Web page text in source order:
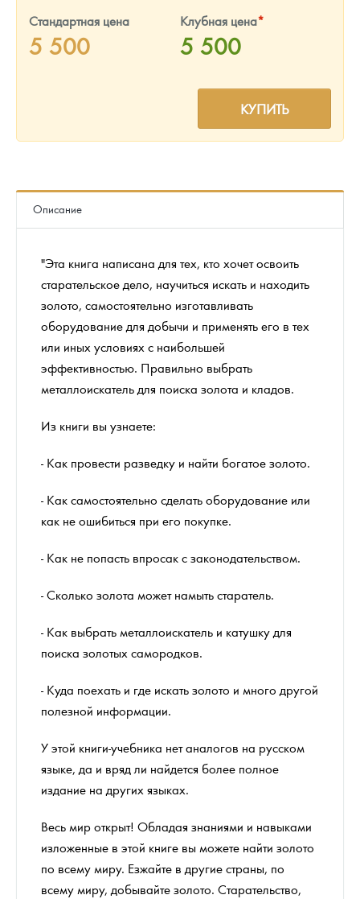
Золотая карманная галерея
Стандартная цена
5 500
Клубная цена*
5 500
КУПИТЬ
Описание
"Эта книга написана для тех, кто хочет освоить
старательское дело, научиться искать и находить
золото, самостоятельно изготавливать
оборудование для добычи и применять его в тех
или иных условиях с наибольшей
эффективностью. Правильно выбрать
металлоискатель для поиска золота и кладов.
Из книги вы узнаете:
- Как провести разведку и найти богатое золото.
- Как самостоятельно сделать оборудование или
как не ошибиться при его покупке.
- Как не попасть впросак с законодательством.
- Сколько золота может намыть старатель.
- Как выбрать металлоискатель и катушку для
поиска золотых самородков.
- Куда поехать и где искать золото и много другой
полезной информации.
У этой книги-учебника нет аналогов на русском
языке, да и вряд ли найдется более полное
издание на других языках.
Весь мир открыт! Обладая знаниями и навыками
изложенные в этой книге вы можете найти золото
по всему миру. Езжайте в другие страны, по
всему миру, добывайте золото. Старательство,